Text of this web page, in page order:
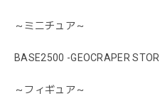
～ミニチュア～
BASE2500 -GEOCRAPER
～フィギュア～